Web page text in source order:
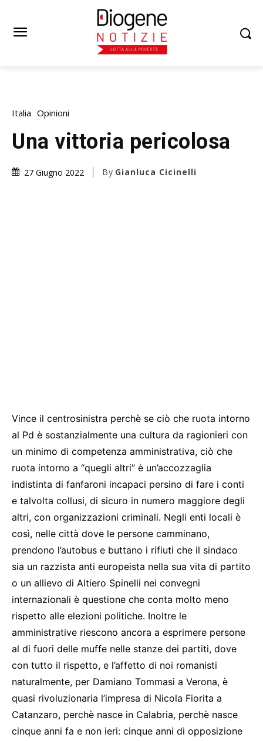
Italia Opinioni
Una vittoria pericolosa
27 Giugno 2022 By Gianluca Cicinelli
Vince il centrosinistra perchè se ciò che ruota intorno
al Pd è sostanzialmente una cultura da ragionieri con
un minimo di competenza amministrativa, ciò che
ruota intorno a “quegli altri” è un’accozzaglia
indistinta di fanfaroni incapaci persino di fare i conti
e talvolta collusi, di sicuro in numero maggiore degli
altri, con organizzazioni criminali. Negli enti locali è
così, nelle città dove le persone camminano,
prendono l’autobus e buttano i rifiuti che il sindaco
sia un razzista anti europeista nella sua vita di partito
o un allievo di Altiero Spinelli nei convegni
internazionali è questione che conta molto meno
rispetto alle elezioni politiche. Inoltre le
amministrative riescono ancora a esprimere persone
al di fuori delle muffe nelle stanze dei partiti, dove
con tutto il rispetto, e l’affetto di noi romanisti
naturalmente, per Damiano Tommasi a Verona, è
quasi rivoluzionaria l’impresa di Nicola Fiorita a
Catanzaro, perchè nasce in Calabria, perchè nasce
cinque anni fa e non ieri: cinque anni di opposizione